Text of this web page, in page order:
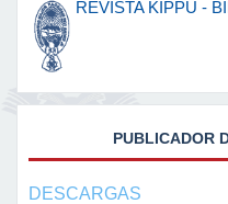
REVISTA KIPPU -
PUBLICADOR
DESCARGAS